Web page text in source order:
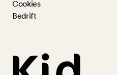
Cookies
Bedrift